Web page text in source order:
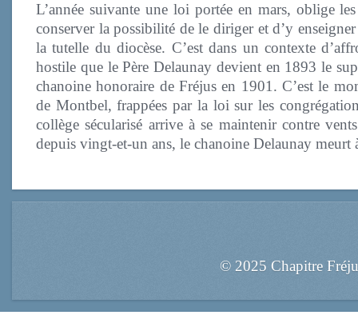
L’année suivante une loi portée en mars, oblige
conserver la possibilité de le diriger et d’y
la tutelle du diocèse. C’est dans un contexte
hostile que le Père Delaunay devient en 1893 le
chanoine honoraire de Fréjus en 1901. C’est le
de Montbel, frappées par la loi sur les
collège sécularisé arrive à se maintenir contre
depuis vingt-et-un ans, le chanoine Delaunay meurt
© 2025 Chapitre